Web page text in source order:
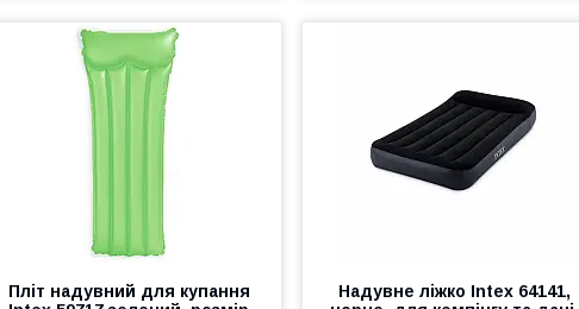
Пліт надувний для купання
Надувне ліжко Intex 64141,